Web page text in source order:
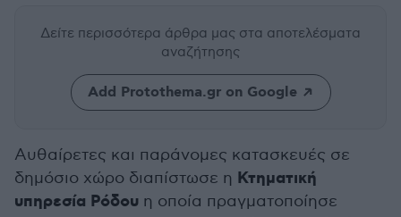
Δείτε περισσότερα άρθρα μας στα αποτελέσματα
αναζήτησης
Add Protothema.gr on Google
Αυθαίρετες και παράνομες κατασκευές σε
δημόσιο χώρο διαπίστωσε η Κτηματική
υπηρεσία Ρόδου η οποία πραγματοποίησε